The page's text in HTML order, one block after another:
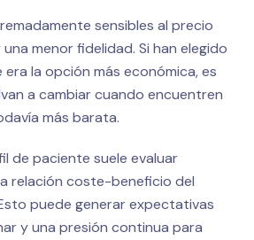
sensibles al precio
menor fidelidad. Si han elegido
la opción más económica, es
a cambiar cuando encuentren
más barata.
de paciente suele evaluar
relación coste-beneficio del
puede generar expectativas
y una presión continua para